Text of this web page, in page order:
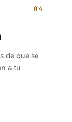
04
de que se
a tu